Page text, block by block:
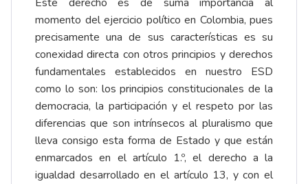
momento del ejercicio político en Colombia, pues
precisamente una de sus características es su
conexidad directa con otros principios y derechos
fundamentales establecidos en nuestro ESD
como lo son: los principios constitucionales de la
democracia, la participación y el respeto por las
diferencias que son intrínsecos al pluralismo que
lleva consigo esta forma de Estado y que están
enmarcados en el artículo 1.º, el derecho a la
igualdad desarrollado en el artículo 13, y con el